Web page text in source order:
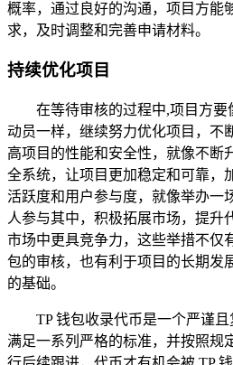
概率，通过良好的沟通，项目方能
求，及时调整和完善申请材料。
持续优化项目
在等待审核的过程中,项目方
动员一样，继续努力优化项目，不
高项目的性能和安全性，就像不断
全系统，让项目更加稳定和可靠，
活跃度和用户参与度，就像举办一
人参与其中，积极拓展市场，提升
市场中更具竞争力，这些举措不仅
包的审核，也有利于项目的长期发
的基础。
TP 钱包收录代币是一个严谨
满足一系列严格的标准，并按照规